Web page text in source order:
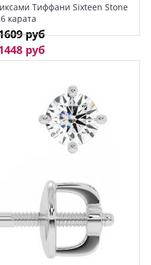
Тиффани Sixteen Stone
карата
руб
руб